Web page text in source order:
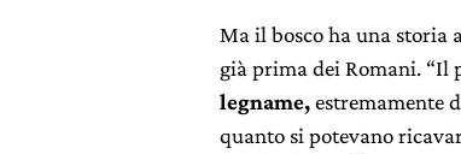
Ma il bosco ha una storia
già prima dei Romani. “Il
legname,estremamente
quanto si potevano